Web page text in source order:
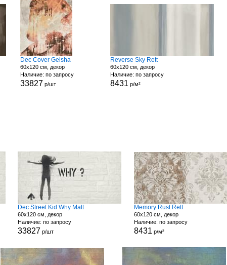
Dec Cover Geisha
60x120 см, декор
Наличие: по запросу
33827 р/шт
Reverse Sky Rett
60x120 см, декор
Наличие: по запросу
8431 р/м²
Dec Street Kid Why Matt
60x120 см, декор
Наличие: по запросу
33827 р/шт
Memory Rust Rett
60x120 см, декор
Наличие: по запросу
8431 р/м²